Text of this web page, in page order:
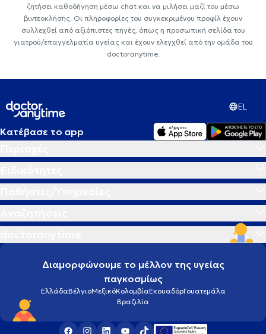
ζητήσει καθοδήγηση μέσω chat και να μιλήσει μαζί του μέσω
βιντεοκλήσης. Οι πληροφορίες του συγκεκριμένου προφίλ έχουν
συλλεχθεί από αξιόπιστες πηγές, όπως η προσωπική σελίδα του
γιατρού/επαγγελματία υγείας και έχουν ελεγχθεί από την ομάδα του
doctoranytime.
EL
Κατέβασε το app
Διαμορφώνουμε το μέλλον της υγείας
παγκοσμίως
ΕλλάδαΒέλγιοΜεξικόΚολομβίαΕκουαδόρΓουατεμάλα
Βραζιλία